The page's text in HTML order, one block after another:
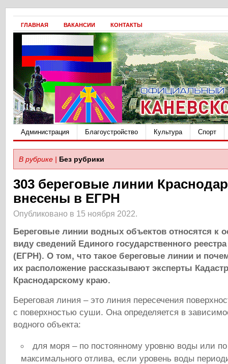
ГЛАВНАЯ ВАКАНСИИ КОНТАКТЫ
Администрация Благоустройство Культура Спорт
В рубрике | Без рубрики
303 береговые линии
внесены в ЕГРН
Опубликовано в 15 ноября 2022.
Береговые линии водных объектов относятся к
виду сведений Единого государственного
(ЕГРН). О том, что такое береговые линии и
их расположение рассказывают эксперты
Краснодарскому краю.
Береговая линия – это линия пересечения
с поверхностью суши. Она определяется в
водного объекта:
для моря – по постоянному уровню воды или
максимального отлива, если уровень воды